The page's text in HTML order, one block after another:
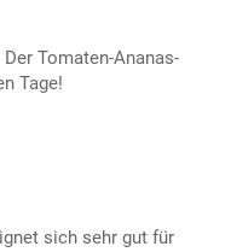
Tomaten-Ananas-
Tage!
sich sehr gut für